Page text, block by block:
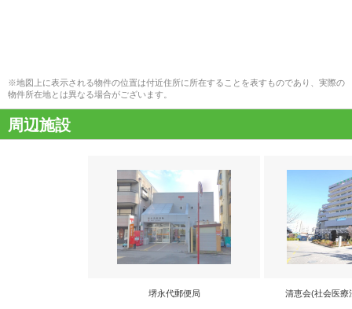
※地図上に表示される物件の位置は付近住所に所在することを表すものであり、実際の
物件所在地とは異なる場合がございます。
周辺施設
堺永代郵便局 清恵会(社会医療